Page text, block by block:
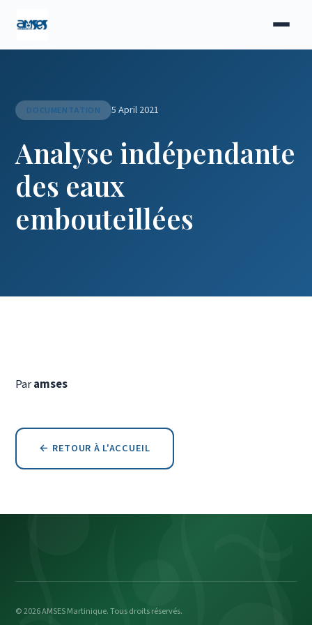
DOCUMENTATION 5 April 2021
Analyse indépendante
des eaux
embouteillées
Paramses
← RETOUR À L'ACCUEIL
© 2026 AMSES Martinique. Tous droits réservés.